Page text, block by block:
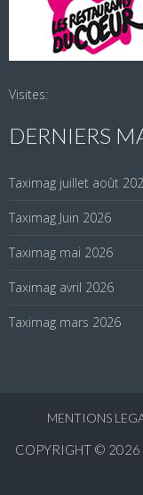
Visites:
DERNIERS
Taximag juillet août
Taximag Juin 2026
Taximag mai 2026
Taximag avril 2026
Taximag mars 2026
MENTIONS
COPYRIGHT © 2026